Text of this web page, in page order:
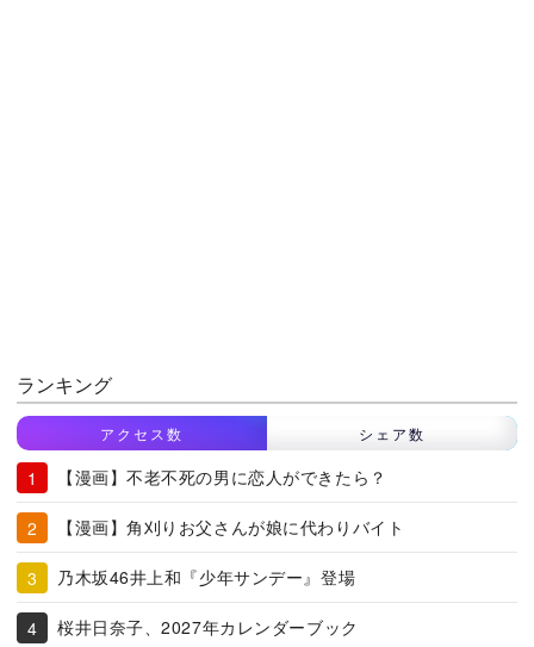
ランキング
アクセス数 シェア数
【漫画】不老不死の男に恋人ができたら？
【漫画】角刈りお父さんが娘に代わりバイト
乃木坂46井上和『少年サンデー』登場
桜井日奈子、2027年カレンダーブック